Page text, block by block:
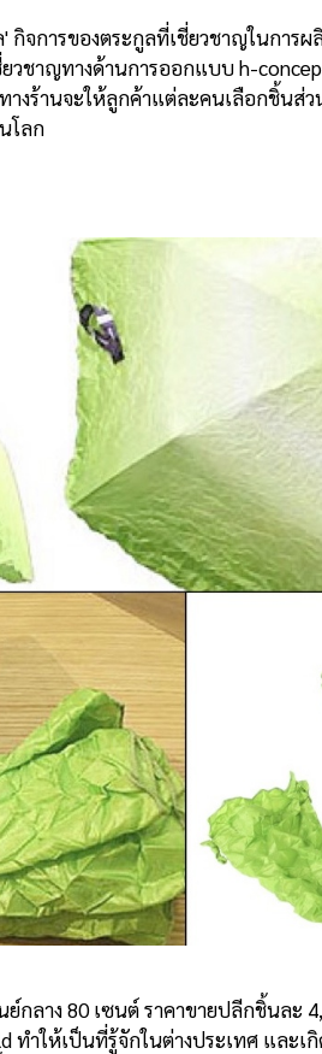
กิจการของตระกูลที่เชี่ยวชาญในการ
วชาญทางด้านการออกแบบ h-
างร้านจะให้ลูกค้าแต่ละคนเลือกชิ้นส่
โลก
กลาง 80 เซนต์ ราคาขายปลีกชิ้นละ
ทำให้เป็นที่รู้จักในต่างประเทศ และ